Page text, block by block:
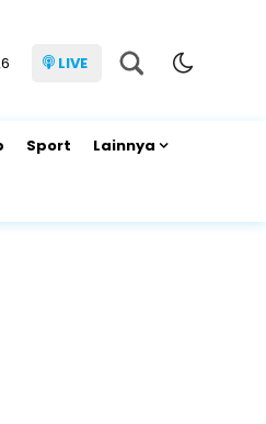
LIVE
Sport Lainnya